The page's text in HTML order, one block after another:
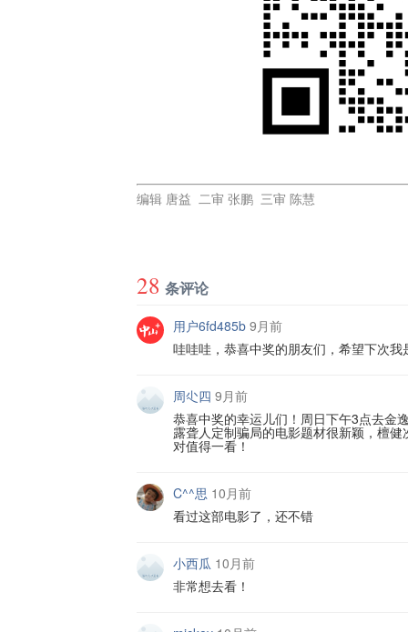
编辑 唐益 二审 张鹏 三审 陈慧
28 条评论
用户6fd485b 9月前
哇哇哇，恭喜中奖的朋友们，希望下次我
周尐四 9月前
恭喜中奖的幸运儿们！周日下午3点去金
露聋人定制骗局的电影题材很新颖，檀
对值得一看！
C^^思 10月前
看过这部电影了，还不错
小西瓜 10月前
非常想去看！